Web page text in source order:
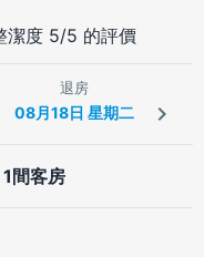
潔度 5/5 的評價
退房
間客房